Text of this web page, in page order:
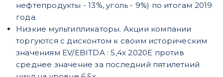
нефтепродукты - 13%, уголь - 9%) по итогам 2019
года.
Низкие мультипликаторы. Акции компании
торгуются с дисконтом к своим историческим
значениям EV/EBITDA : 5,4х 2020E против
среднее значение за последний пятилетний